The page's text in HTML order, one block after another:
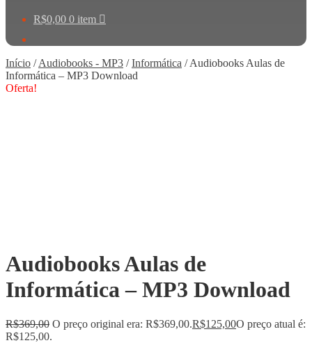
R$0,00 0 item
Início /Audiobooks - MP3 /Informática /Audiobooks Aulas de
Informática – MP3 Download
Oferta!
Audiobooks Aulas de
Informática – MP3 Download
R$369,00 O preço original era: R$369,00.R$125,00O preço atual é:
R$125,00.